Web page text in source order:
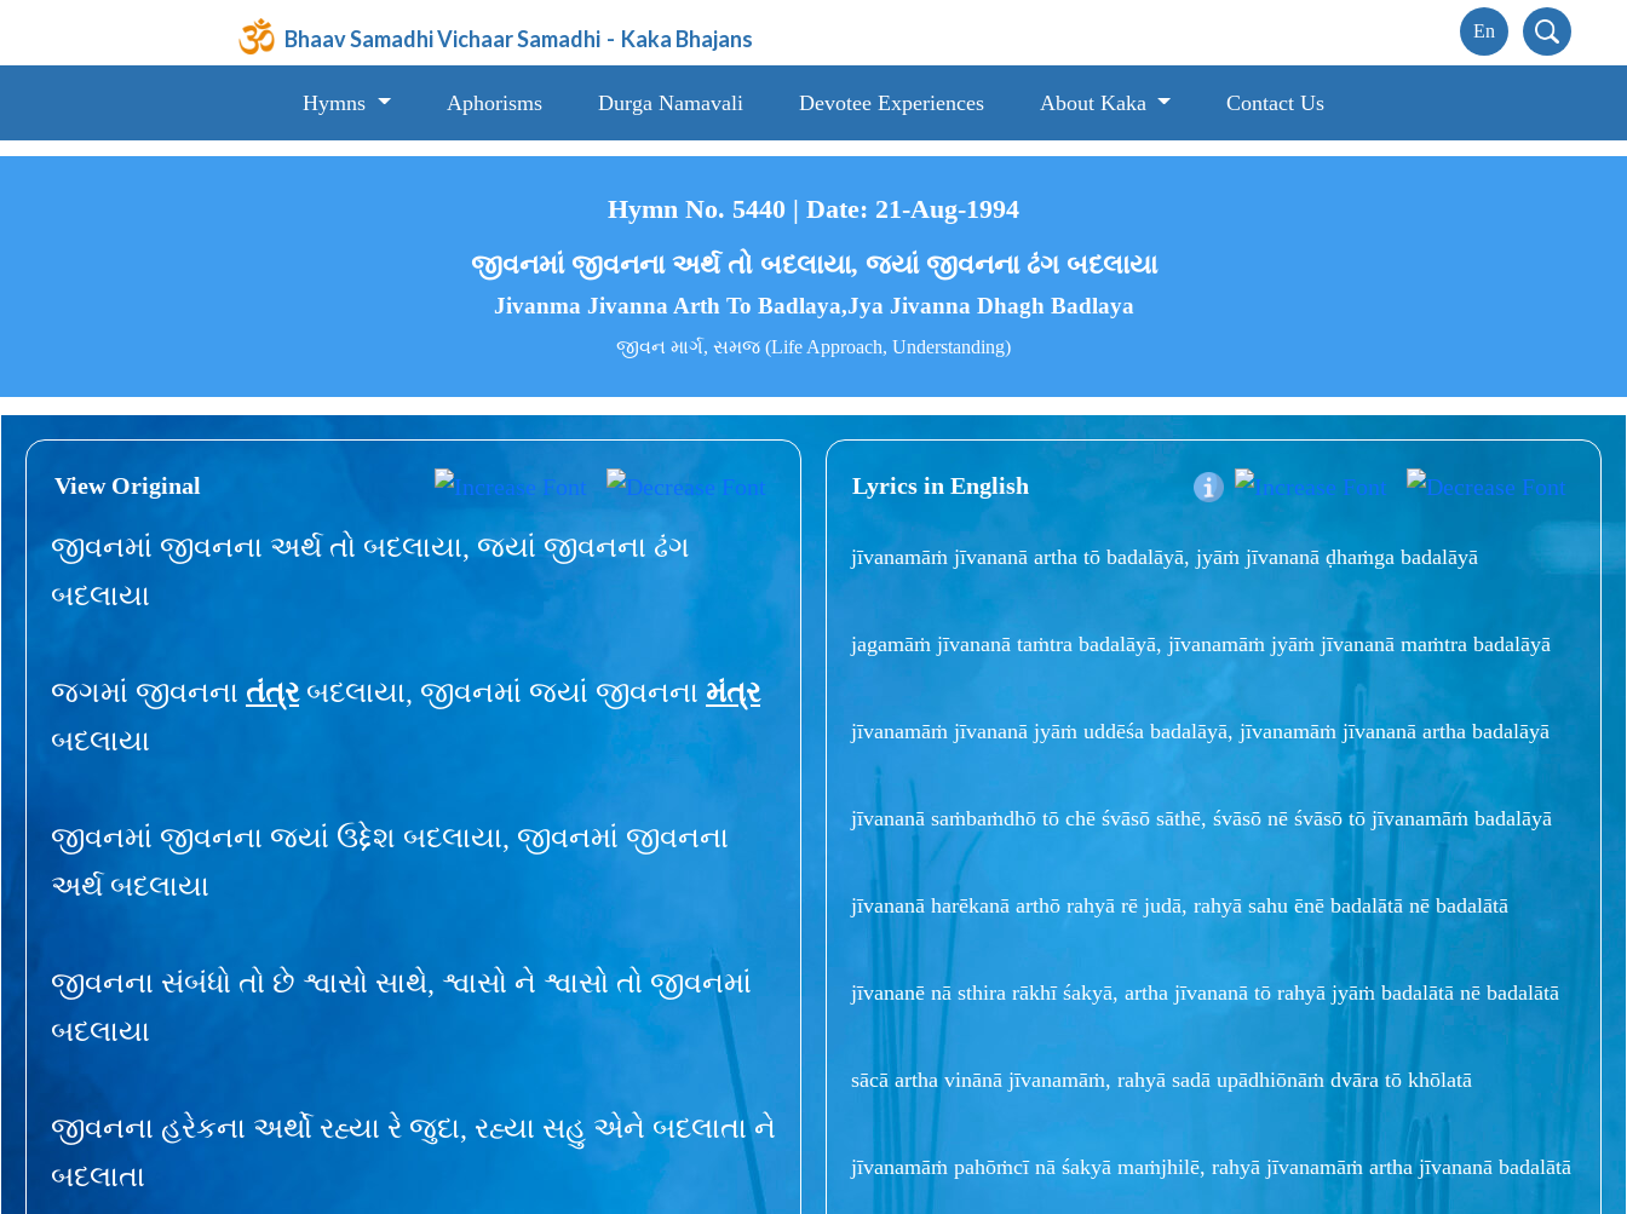
Bhaav Samadhi Vichaar Samadhi - Kaka Bhajans
Hymns Aphorisms Durga Namavali Devotee Experiences About Kaka Contact Us
Hymn No. 5440 | Date: 21-Aug-1994
જીવનમાં જીવનના અર્થ તો બદલાયા, જ્યાં જીવનના ઢંગ બદલાયા
Jivanma Jivanna Arth To Badlaya,Jya Jivanna Dhagh Badlaya
જીવન માર્ગ, સમજ (Life Approach, Understanding)
View Original
જીવનમાં જીવનના અર્થ તો બદલાયા, જ્યાં જીવનના ઢંગ
બદલાયા
જગમાં જીવનના તંત્રબદલાયા, જીવનમાં જ્યાં જીવનના મંત્ર
બદલાયા
જીવનમાં જીવનના જ્યાં ઉદ્દેશ બદલાયા, જીવનમાં જીવનના
અર્થ બદલાયા
જીવનના સંબંધો તો છે શ્વાસો સાથે, શ્વાસો ને શ્વાસો તો જીવનમાં
બદલાયા
જીવનના હરેકના અર્થો રહ્યા રે જુદા, રહ્યા સહુ એને બદલાતા ને
બદલાતા
Lyrics in English
jīvanamāṁ jīvananā artha tō badalāyā, jyāṁ jīvananā ḍhaṁga badalāyā
jagamāṁ jīvananā taṁtra badalāyā, jīvanamāṁ jyāṁ jīvananā maṁtra badalāyā
jīvanamāṁ jīvananā jyāṁ uddēśa badalāyā, jīvanamāṁ jīvananā artha badalāyā
jīvananā saṁbaṁdhō tō chē śvāsō sāthē, śvāsō nē śvāsō tō jīvanamāṁ badalāyā
jīvananā harēkanā arthō rahyā rē judā, rahyā sahu ēnē badalātā nē badalātā
jīvananē nā sthira rākhī śakyā, artha jīvananā tō rahyā jyāṁ badalātā nē badalātā
sācā artha vinānā jīvanamāṁ, rahyā sadā upādhiōnāṁ dvāra tō khōlatā
jīvanamāṁ pahōṁcī nā śakyā maṁjhilē, rahyā jīvanamāṁ artha jīvananā badalātā